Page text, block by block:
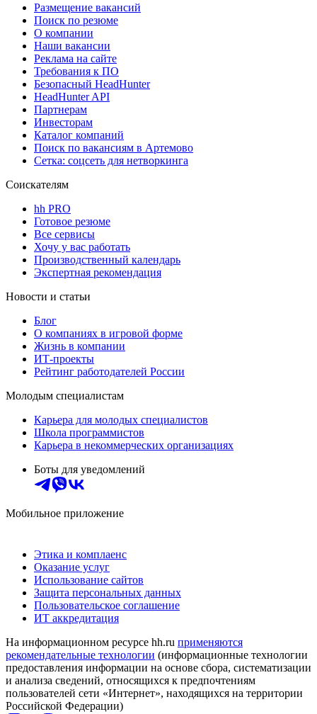
Размещение вакансий
Поиск по резюме
О компании
Наши вакансии
Реклама на сайте
Требования к ПО
Безопасный HeadHunter
HeadHunter API
Партнерам
Инвесторам
Каталог компаний
Поиск по вакансиям в Артемово
Сетка: соцсеть для нетворкинга
Соискателям
hh PRO
Готовое резюме
Все сервисы
Хочу у вас работать
Производственный календарь
Экспертная рекомендация
Новости и статьи
Блог
О компаниях в игровой форме
Жизнь в компании
ИТ-проекты
Рейтинг работодателей России
Молодым специалистам
Карьера для молодых специалистов
Школа программистов
Карьера в некоммерческих организациях
Боты для уведомлений
Мобильное приложение
Этика и комплаенс
Оказание услуг
Использование сайтов
Защита персональных данных
Пользовательское соглашение
ИТ аккредитация
На информационном ресурсе hh.ru применяются
рекомендательные технологии (информационные технологии
предоставления информации на основе сбора, систематизации
и анализа сведений, относящихся к предпочтениям
пользователей сети «Интернет», находящихся на территории
Российской Федерации)